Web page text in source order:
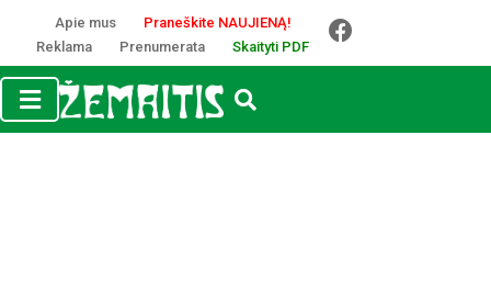
Apie mus
Praneškite NAUJIENĄ!
Reklama
Prenumerata Skaityti PDF